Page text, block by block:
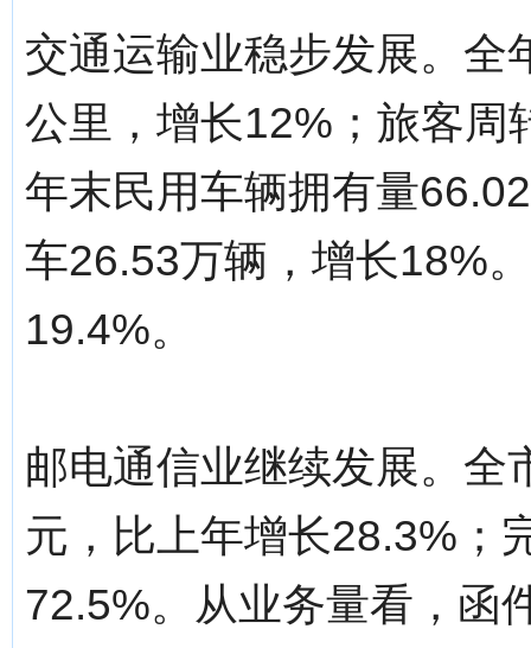
交通运输业稳步发展。全
公里，增长12%；旅客周
年末民用车辆拥有量
车26.53万辆，增长18%
19.4%。
邮电通信业继续发展。全
元，比上年增长28.3%；
72.5%。从业务量看，函